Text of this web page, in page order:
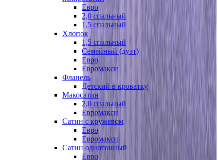
Евро
2,0 спальный
1,5 спальный
Хлопок
1,5 спальный
Семейный (дуэт)
Евро
Евромакси
Фланель
Детский в кроватку
Макосатин
2,0 спальный
Евромакси
Сатин с кружевом
Евро
Евромакси
Сатин однотонный
Евро